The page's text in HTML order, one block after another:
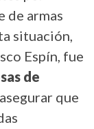
de armas
situación,
Espín, fue
de
que